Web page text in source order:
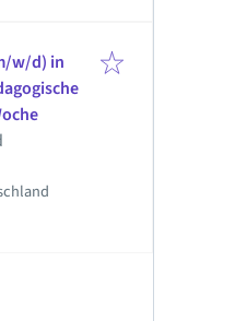
w/d) in